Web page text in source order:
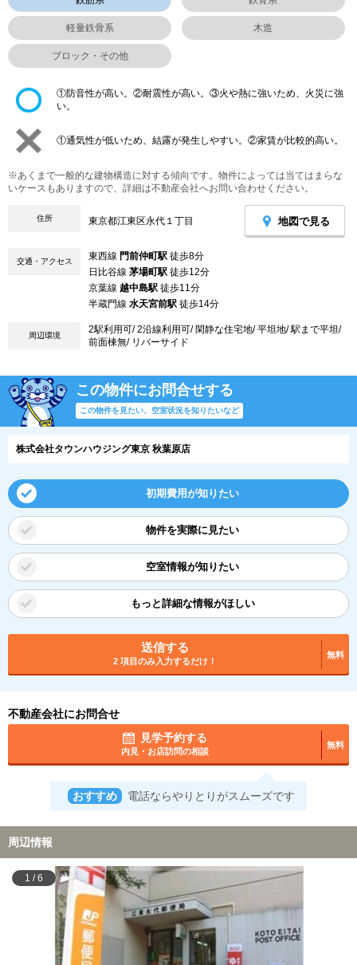
軽量鉄骨系 木造
ブロック・その他
①防音性が高い。②耐震性が高い。③火や熱に強いため、火災に強
い。
①通気性が低いため、結露が発生しやすい。②家賃が比較的高い。
※あくまで一般的な建物構造に対する傾向です。物件によっては当てはまらな
いケースもありますので、詳細は不動産会社へお問い合わせください。
住所 東京都江東区永代１丁目 地図で見る
交通・アクセス 東西線 門前仲町駅 徒歩8分
日比谷線 茅場町駅 徒歩12分
京葉線 越中島駅 徒歩11分
半蔵門線 水天宮前駅 徒歩14分
周辺環境
2駅利用可/ 2沿線利用可/ 閑静な住宅地/ 平坦地/ 駅まで平坦/
前面棟無/ リバーサイド
この物件にお問合せする
この物件を見たい、空室状況を知りたいなど
株式会社タウンハウジング東京 秋葉原店
初期費用が知りたい
物件を実際に見たい
空室情報が知りたい
もっと詳細な情報がほしい
送信する
2 項目のみ入力するだけ！
無料
不動産会社にお問合せ
見学予約する
内見・お店訪問の相談
無料
おすすめ 電話ならやりとりがスムーズです
周辺情報
1 /6